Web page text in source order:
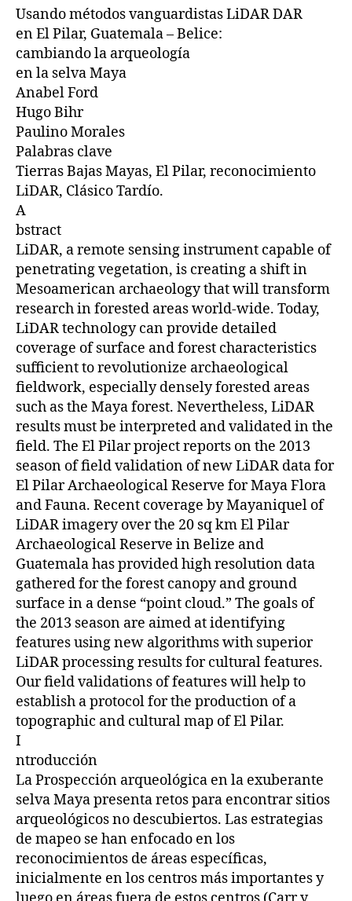
Usando métodos vanguardistas LiDAR DAR
en El Pilar, Guatemala – Belice:
cambiando la arqueología
en la selva Maya
Anabel Ford
Hugo Bihr
Paulino Morales
Palabras clave
Tierras Bajas Mayas, El Pilar, reconocimiento
LiDAR, Clásico Tardío.
A
bstract
LiDAR, a remote sensing instrument capable of
penetrating vegetation, is creating a shift in
Mesoamerican archaeology that will transform
research in forested areas world-wide. Today,
LiDAR technology can provide detailed
coverage of surface and forest characteristics
sufficient to revolutionize archaeological
fieldwork, especially densely forested areas
such as the Maya forest. Nevertheless, LiDAR
results must be interpreted and validated in the
field. The El Pilar project reports on the 2013
season of field validation of new LiDAR data for
El Pilar Archaeological Reserve for Maya Flora
and Fauna. Recent coverage by Mayaniquel of
LiDAR imagery over the 20 sq km El Pilar
Archaeological Reserve in Belize and
Guatemala has provided high resolution data
gathered for the forest canopy and ground
surface in a dense “point cloud.” The goals of
the 2013 season are aimed at identifying
features using new algorithms with superior
LiDAR processing results for cultural features.
Our field validations of features will help to
establish a protocol for the production of a
topographic and cultural map of El Pilar.
I
ntroducción
La Prospección arqueológica en la exuberante
selva Maya presenta retos para encontrar sitios
arqueológicos no descubiertos. Las estrategias
de mapeo se han enfocado en los
reconocimientos de áreas específicas,
inicialmente en los centros más importantes y